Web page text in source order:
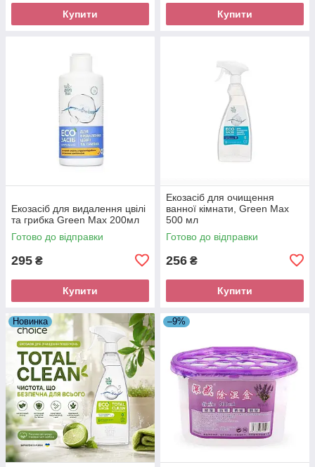
Купити Купити
Екозасіб для видалення цвілі
та грибка Green Max 200мл
Готово до відправки
295 ₴
Купити
Eкозасіб для очищення
ванної кімнати, Green Max
500 мл
Готово до відправки
256 ₴
Купити
Новинка –9%